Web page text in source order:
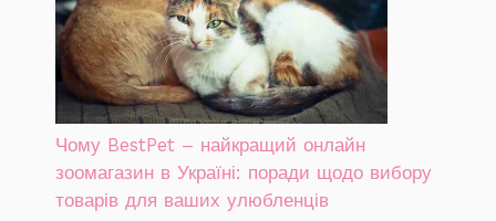
Чому BestPet – найкращий онлайн
зоомагазин в Україні: поради щодо вибору
товарів для ваших улюбленців